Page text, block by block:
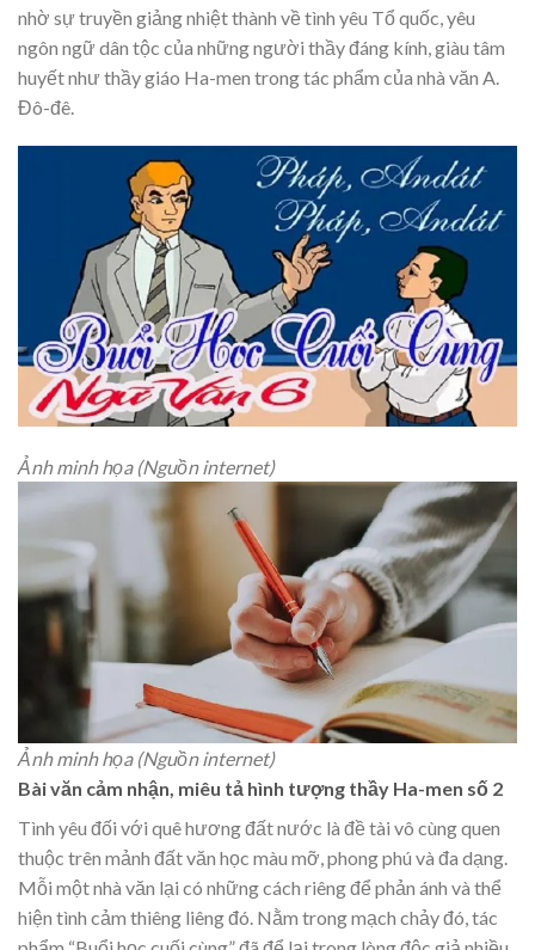
nhờ sự truyền giảng nhiệt thành về tình yêu Tổ quốc, yêu
ngôn ngữ dân tộc của những người thầy đáng kính, giàu tâm
huyết như thầy giáo Ha-men trong tác phẩm của nhà văn A.
Đô-đê.
Ảnh minh họa (Nguồn internet)
Ảnh minh họa (Nguồn internet)
Bài văn cảm nhận, miêu tả hình tượng thầy Ha-men số 2
Tình yêu đối với quê hương đất nước là đề tài vô cùng quen
thuộc trên mảnh đất văn học màu mỡ, phong phú và đa dạng.
Mỗi một nhà văn lại có những cách riêng để phản ánh và thể
hiện tình cảm thiêng liêng đó. Nằm trong mạch chảy đó, tác